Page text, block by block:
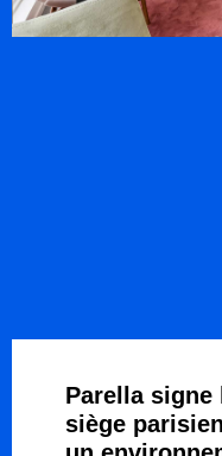
Parella
siège